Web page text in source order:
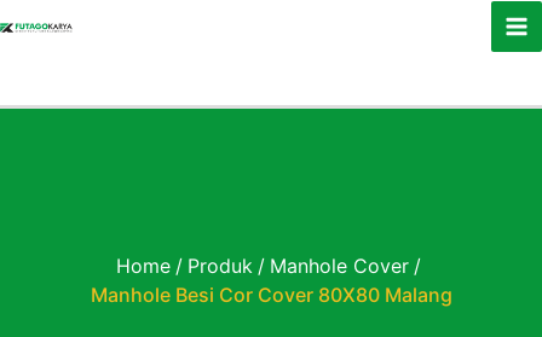
Home / Produk / Manhole Cover /
Manhole Besi Cor Cover 80X80 Malang